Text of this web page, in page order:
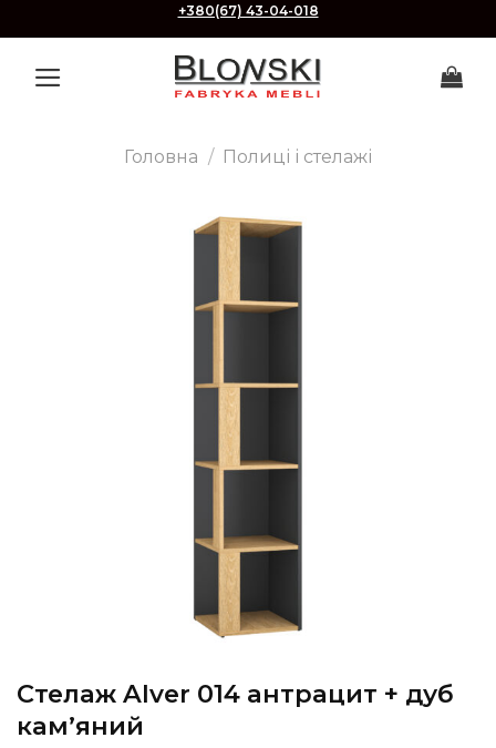
to
content
+380(67) 43-04-018
Головна / Полиці і стелажі
Стелаж Alver 014 антрацит + дуб
кам’яний